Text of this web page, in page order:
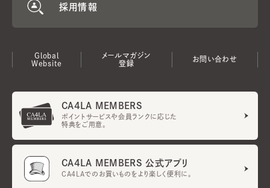
採用情報
Global
Website
メールマガジン
登録
お問い合わせ
CA4LA MEMBERS
ポイントサービスや会員ランクに応じた
特典をご用意。
CA4LA MEMBERS 公式アプリ
CA4LAでのお買いものをより楽しく便利に。